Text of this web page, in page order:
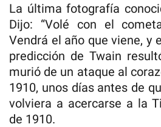
La última fotografía
Dijo: “Volé con el
Vendrá el año que viene, y
predicción de Twain
murió de un ataque al
1910, unos días antes de
volviera a acercarse a la
de 1910.